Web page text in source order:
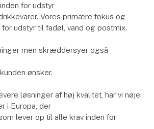
for udstyr
Vores primære fokus og
udstyr til fadøl, vand og postmix.
men skræddersyer også
ønsker.
løsninger af høj kvalitet, har vi nøje
i Europa, der
lever op til alle krav inden for